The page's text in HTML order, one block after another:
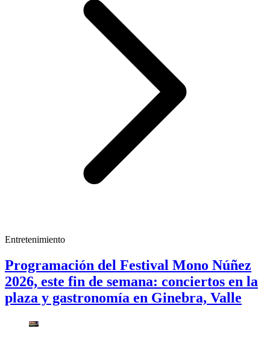
Entretenimiento
Programación del Festival Mono Núñez
2026, este fin de semana: conciertos en la
plaza y gastronomía en Ginebra, Valle